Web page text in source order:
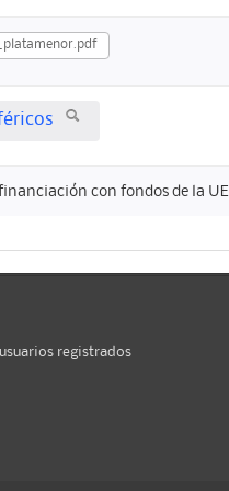
con fondos de la UE
registrados